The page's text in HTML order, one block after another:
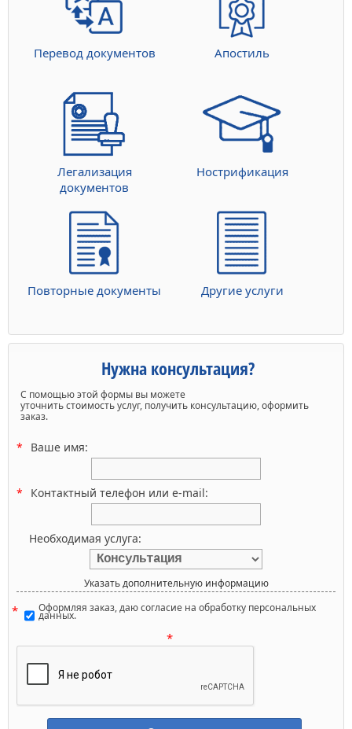
Перевод документов Апостиль
Легализация
документов
Нострификация
Повторные документы Другие услуги
Нужна консультация?
С помощью этой формы вы можете
уточнить стоимость услуг, получить консультацию, оформить
заказ.
Ваше имя:
Контактный телефон или e-mail:
Необходимая услуга:
Указать дополнительную информацию
Оформляя заказ, даю согласие на обработку персональных
данных.